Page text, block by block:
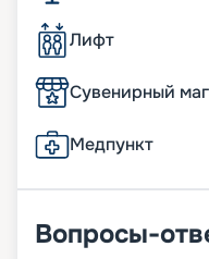
Лифт
Сувенирный
Медпункт
Вопросы-